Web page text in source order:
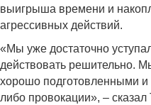
выигрыша времени и
агрессивных действий.
«Мы уже достаточно
действовать решительно.
хорошо подготовленными и
либо провокации», – сказал